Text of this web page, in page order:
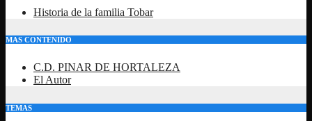
Historia de la familia Tobar
MAS CONTENIDO
C.D. PINAR DE HORTALEZA
El Autor
TEMAS